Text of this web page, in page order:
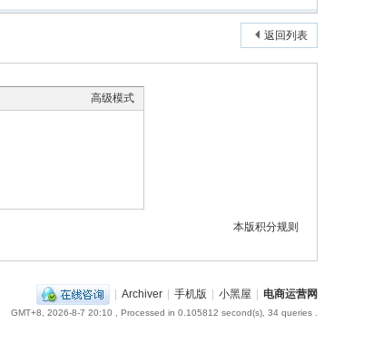
返回列表
高级模式
本版积分规则
| Archiver | 手机版 | 小黑屋 | 电商运营网
GMT+8, 2026-8-7 20:10 , Processed in 0.105812 second(s), 34 queries .